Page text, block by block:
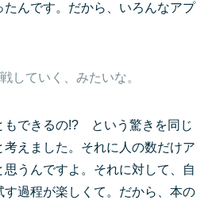
んです。だから、いろんなアプ
していく、みたいな。
もできるの!? という驚きを同じ
えました。それに人の数だけア
うんですよ。それに対して、自
過程が楽しくて。だから、本の